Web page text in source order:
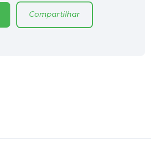
Compartilhar